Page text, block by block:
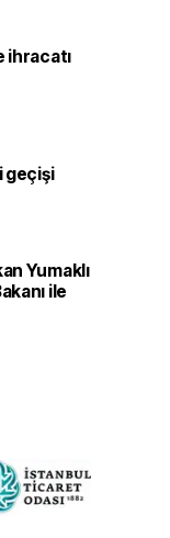
ihracatı
geçişi
Yumaklı
ile